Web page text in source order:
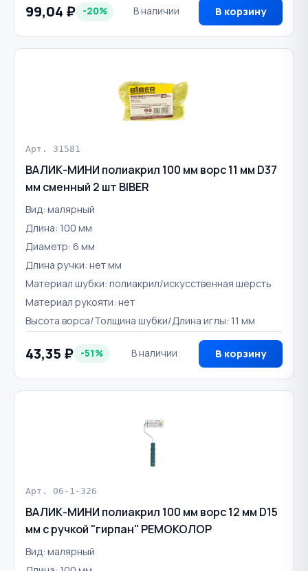
99,04 ₽ -20% В наличии В корзину
Арт. 31581
ВАЛИК-МИНИ полиакрил 100 мм ворс 11 мм D37
мм сменный 2 шт BIBER
Вид: малярный
Длина: 100 мм
Диаметр: 6 мм
Длина ручки: нет мм
Материал шубки: полиакрил/искусственная шерсть
Материал рукояти: нет
Высота ворса/Толщина шубки/Длина иглы: 11 мм
43,35 ₽ -51% В наличии В корзину
Арт. 06-1-326
ВАЛИК-МИНИ полиакрил 100 мм ворс 12 мм D15
мм с ручкой "гирпан" РЕМОКОЛОР
Вид: малярный